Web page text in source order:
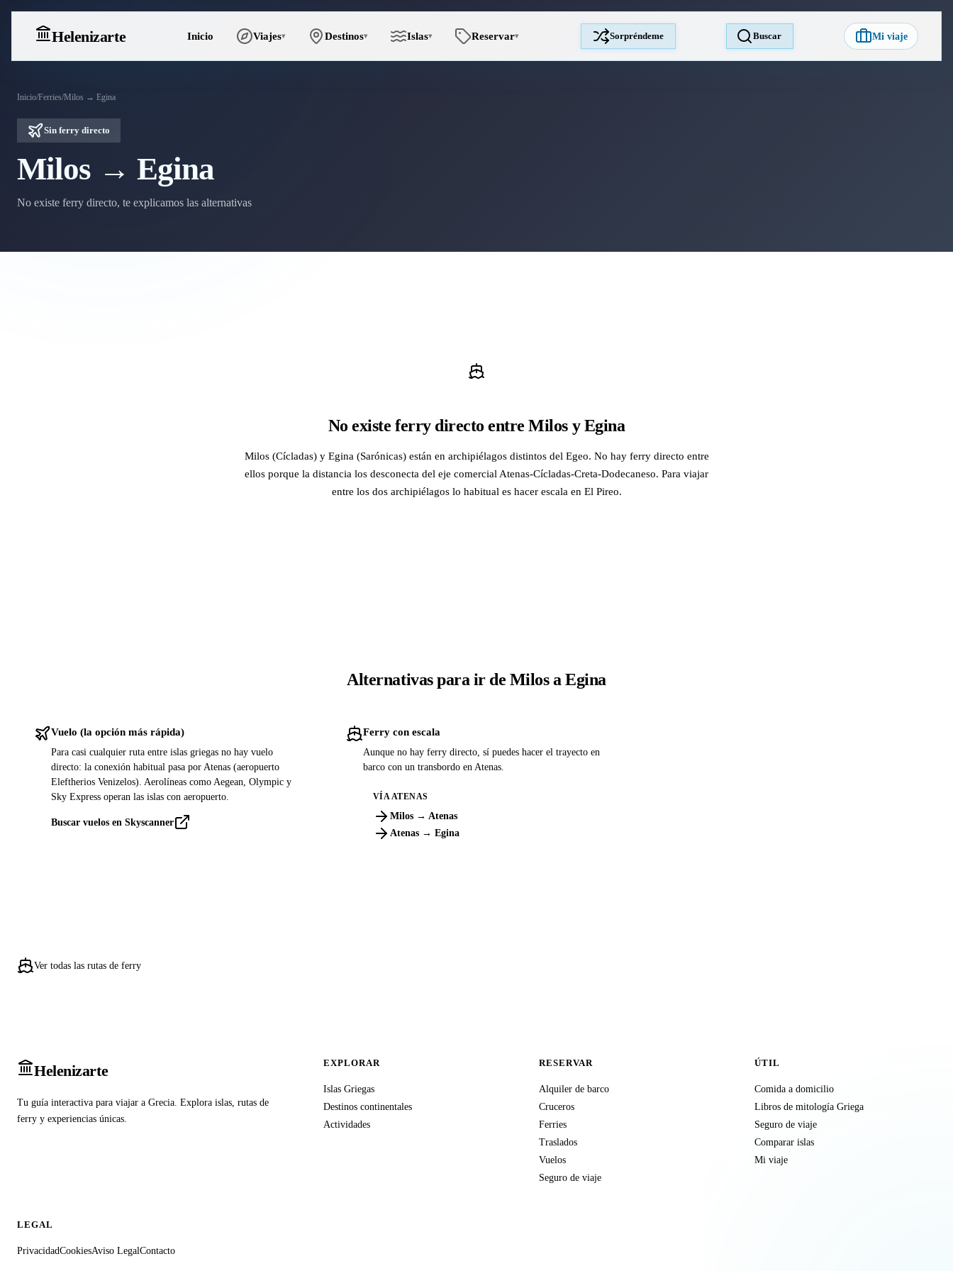
Helenizarte Inicio Viajes▾ Destinos▾ Islas▾ Reservar▾ Sorpréndeme Buscar Mi viaje
Inicio/Ferries/Milos → Egina
Sin ferry directo
Milos → Egina
No existe ferry directo, te explicamos las alternativas
No existe ferry directo entre Milos y Egina
Milos (Cícladas) y Egina (Sarónicas) están en archipiélagos distintos del Egeo. No hay ferry directo entre
ellos porque la distancia los desconecta del eje comercial Atenas-Cícladas-Creta-Dodecaneso. Para viajar
entre los dos archipiélagos lo habitual es hacer escala en El Pireo.
Alternativas para ir de Milos a Egina
Vuelo (la opción más rápida)
Para casi cualquier ruta entre islas griegas no hay vuelo
directo: la conexión habitual pasa por Atenas (aeropuerto
Eleftherios Venizelos). Aerolíneas como Aegean, Olympic y
Sky Express operan las islas con aeropuerto.
Buscar vuelos en Skyscanner
Ferry con escala
Aunque no hay ferry directo, sí puedes hacer el trayecto en
barco con un transbordo en Atenas.
VÍA ATENAS
Milos → Atenas
Atenas → Egina
Ver todas las rutas de ferry
Helenizarte
Tu guía interactiva para viajar a Grecia. Explora islas, rutas de
ferry y experiencias únicas.
EXPLORAR
Islas Griegas
Destinos continentales
Actividades
RESERVAR
Alquiler de barco
Cruceros
Ferries
Traslados
Vuelos
Seguro de viaje
ÚTIL
Comida a domicilio
Libros de mitología Griega
Seguro de viaje
Comparar islas
Mi viaje
LEGAL
PrivacidadCookiesAviso LegalContacto